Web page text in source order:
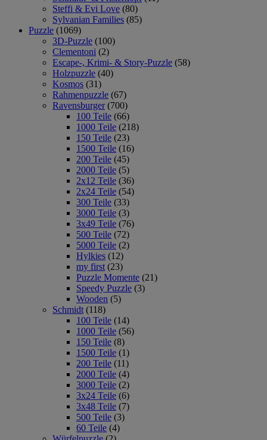
Steffi & Evi Love (80)
Sylvanian Families (85)
Puzzle (1069)
3D-Puzzle (100)
Clementoni (2)
Escape-, Krimi- & Story-Puzzle (58)
Holzpuzzle (40)
Kosmos (31)
Rahmenpuzzle (67)
Ravensburger (700)
100 Teile (66)
1000 Teile (218)
150 Teile (23)
1500 Teile (16)
200 Teile (45)
2000 Teile (5)
2x12 Teile (36)
2x24 Teile (54)
300 Teile (33)
3000 Teile (3)
3x49 Teile (76)
500 Teile (72)
5000 Teile (2)
Hylkies (12)
my first (23)
Puzzle Momente (21)
Speedy Puzzle (3)
Wooden (5)
Schmidt (118)
100 Teile (14)
1000 Teile (56)
150 Teile (8)
1500 Teile (1)
200 Teile (11)
2000 Teile (4)
3000 Teile (2)
3x24 Teile (6)
3x48 Teile (7)
500 Teile (3)
60 Teile (4)